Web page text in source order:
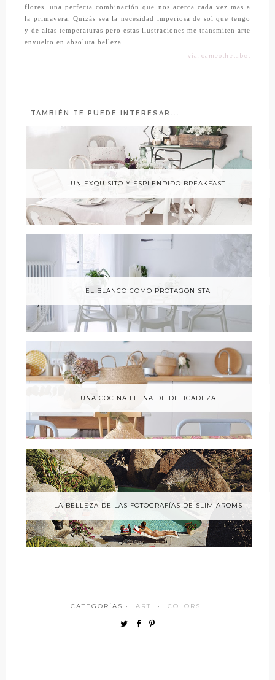
flores, una perfecta combinación que nos acerca cada vez mas a
la primavera. Quizás sea la necesidad imperiosa de sol que tengo
y de altas temperaturas pero estas ilustraciones me transmiten arte
envuelto en absoluta belleza.
vía: cameothelabel
TAMBIÉN TE PUEDE INTERESAR...
UN EXQUISITO Y ESPLENDIDO BREAKFAST
EL BLANCO COMO PROTAGONISTA
UNA COCINA LLENA DE DELICADEZA
LA BELLEZA DE LAS FOTOGRAFÍAS DE SLIM AROMS
CATEGORÍAS · ART · COLORS